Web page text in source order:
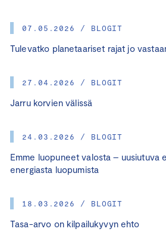
07.05.2026 / BLOGIT
Tulevatko planetaariset rajat jo
27.04.2026 / BLOGIT
Jarru korvien välissä
24.03.2026 / BLOGIT
Emme luopuneet valosta – uusiutuva
energiasta luopumista
18.03.2026 / BLOGIT
Tasa-arvo on kilpailukyvyn ehto